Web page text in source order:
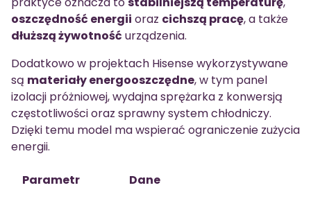
oszczędność energii oraz cichszą pracę, a także
dłuższą żywotność urządzenia.
Dodatkowo w projektach Hisense wykorzystywane
są materiały energooszczędne, w tym panel
izolacji próżniowej, wydajna sprężarka z konwersją
częstotliwości oraz sprawny system chłodniczy.
Dzięki temu model ma wspierać ograniczenie zużycia
energii.
Parametr
Dane